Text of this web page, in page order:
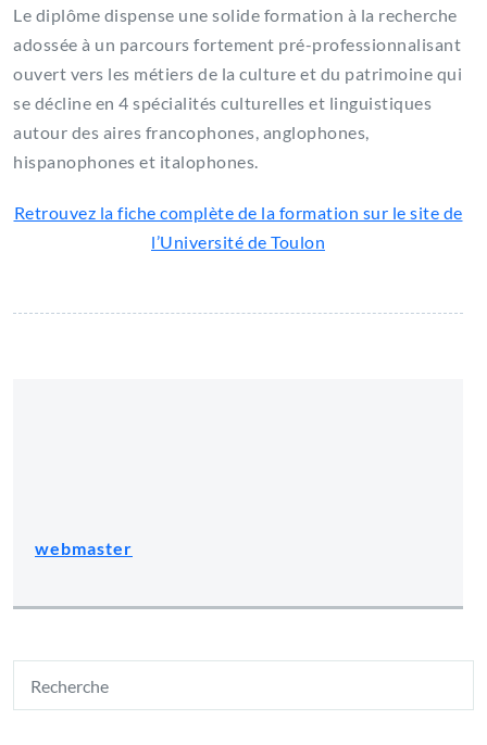
Le diplôme dispense une solide formation à la recherche
adossée à un parcours fortement pré-professionnalisant
ouvert vers les métiers de la culture et du patrimoine qui
se décline en 4 spécialités culturelles et linguistiques
autour des aires francophones, anglophones,
hispanophones et italophones.
Retrouvez la fiche complète de la formation sur le site de
l’Université de Toulon
webmaster